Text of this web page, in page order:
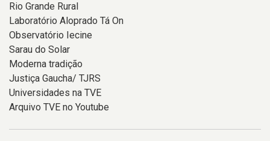
Rio Grande Rural
Laboratório Aloprado Tá On
Observatório Iecine
Sarau do Solar
Moderna tradição
Justiça Gaucha/ TJRS
Universidades na TVE
Arquivo TVE no Youtube